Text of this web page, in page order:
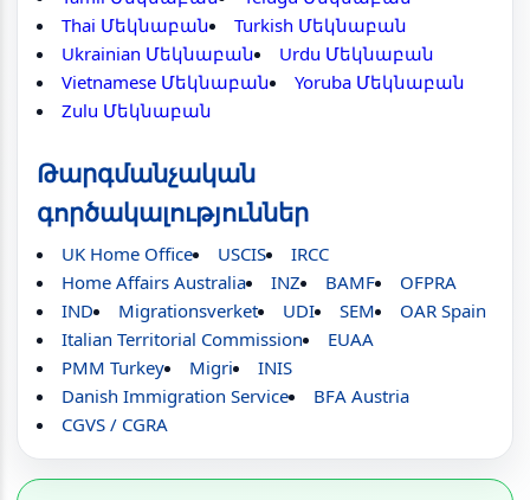
Thai Մեկնաբան
Turkish Մեկնաբան
Ukrainian Մեկնաբան
Urdu Մեկնաբան
Vietnamese Մեկնաբան
Yoruba Մեկնաբան
Zulu Մեկնաբան
Թարգմանչական
գործակալություններ
UK Home Office USCIS
IRCC
Home Affairs Australia
INZ BAMF
OFPRA
IND
Migrationsverket UDI SEM
OAR Spain
Italian Territorial Commission
EUAA
PMM Turkey
Migri
INIS
Danish Immigration Service
BFA Austria
CGVS / CGRA